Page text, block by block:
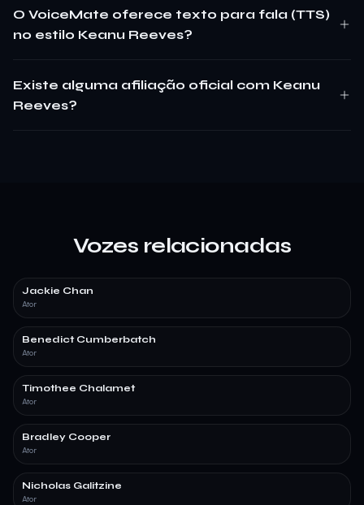
O VoiceMate oferece texto para fala (TTS)
no estilo Keanu Reeves?
Existe alguma afiliação oficial com Keanu
Reeves?
Vozes relacionadas
Jackie Chan
Ator
Benedict Cumberbatch
Ator
Timothee Chalamet
Ator
Bradley Cooper
Ator
Nicholas Galitzine
Ator